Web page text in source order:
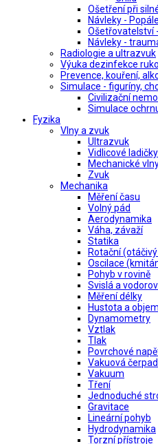
Ošetření při
Návleky -
Ošetřovatelství
Návleky -
Radiologie a ultrazvuk
Výuka dezinfekce
Prevence, kouření,
Simulace - figuríny,
Civilizační
Simulace
Fyzika
Vlny a zvuk
Ultrazvuk
Vidlicové ladičky
Mechanické
Zvuk
Mechanika
Měření času
Volný pád
Aerodynamika
Váha, závaží
Statika
Rotační
Oscilace
Pohyb v rovině
Svislá a
Měření délky
Hustota a objem
Dynamometry
Vztlak
Tlak
Povrchové
Vakuová
Vakuum
Tření
Jednoduché
Gravitace
Lineární pohyb
Hydrodynamika
Torzní přístroje